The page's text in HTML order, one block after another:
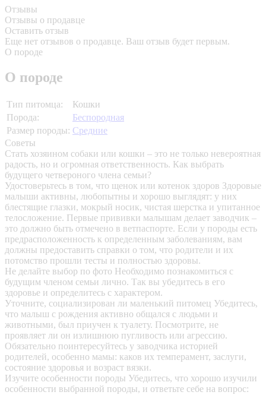
Отзывы
Отзывы о продавце
Оставить отзыв
Еще нет отзывов о продавце. Ваш отзыв будет первым.
О породе
О породе
Тип питомца:
Кошки
Порода:
Беспородная
Размер породы: Средние
Советы
Стать хозяином собаки или кошки – это не только невероятная
радость, но и огромная ответственность. Как выбрать
будущего четвероного члена семьи?
Удостоверьтесь в том, что щенок или котенок здоров Здоровые
малыши активны, любопытны и хорошо выглядят: у них
блестящие глазки, мокрый носик, чистая шерстка и упитанное
телосложение. Первые прививки малышам делает заводчик –
это должно быть отмечено в ветпаспорте. Если у породы есть
предрасположенность к определенным заболеваниям, вам
должны предоставить справки о том, что родители и их
потомство прошли тесты и полностью здоровы.
Не делайте выбор по фото Необходимо познакомиться с
будущим членом семьи лично. Так вы убедитесь в его
здоровье и определитесь с характером.
Уточните, социализирован ли маленький питомец Убедитесь,
что малыш с рождения активно общался с людьми и
животными, был приучен к туалету. Посмотрите, не
проявляет ли он излишнюю пугливость или агрессию.
Обязательно поинтересуйтесь у заводчика историей
родителей, особенно мамы: каков их темперамент, заслуги,
состояние здоровья и возраст вязки.
Изучите особенности породы Убедитесь, что хорошо изучили
особенности выбранной породы, и ответьте себе на вопрос: